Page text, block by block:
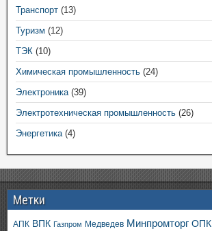
Транспорт (13)
Туризм (12)
ТЭК (10)
Химическая промышленность (24)
Электроника(39)
Электротехническая промышленность (26)
Энергетика(4)
Метки
АПК ВПК Газпром Медведев Минпромторг ОПК